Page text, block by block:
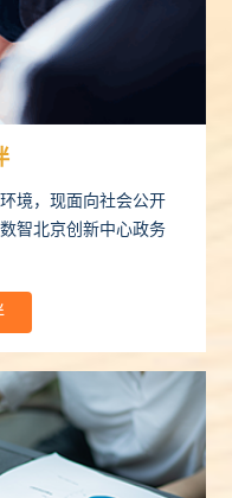
境，现面向社会公开
智北京创新中心政务